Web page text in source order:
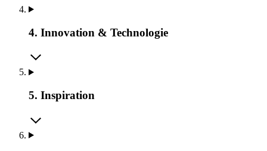
4. Innovation & Technologie
5. Inspiration